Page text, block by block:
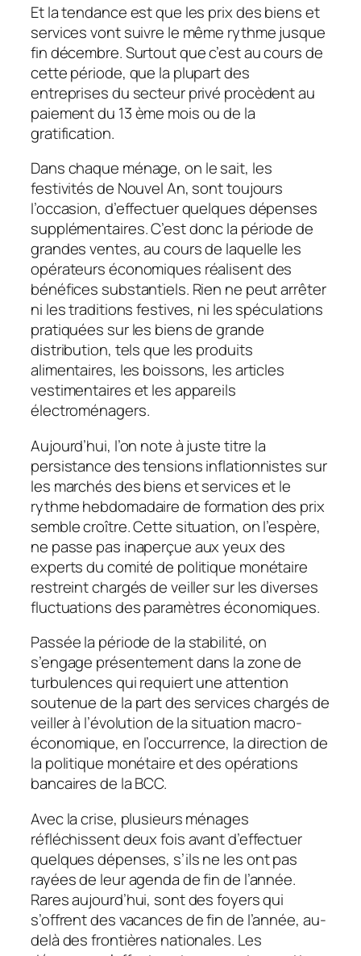
Et la tendance est que les prix des biens et
services vont suivre le même rythme jusque
fin décembre. Surtout que c’est au cours de
cette période, que la plupart des
entreprises du secteur privé procèdent au
paiement du 13 ème mois ou de la
gratification.
Dans chaque ménage, on le sait, les
festivités de Nouvel An, sont toujours
l’occasion, d’effectuer quelques dépenses
supplémentaires. C’est donc la période de
grandes ventes, au cours de laquelle les
opérateurs économiques réalisent des
bénéfices substantiels. Rien ne peut arrêter
ni les traditions festives, ni les spéculations
pratiquées sur les biens de grande
distribution, tels que les produits
alimentaires, les boissons, les articles
vestimentaires et les appareils
électroménagers.
Aujourd’hui, l’on note à juste titre la
persistance des tensions inflationnistes sur
les marchés des biens et services et le
rythme hebdomadaire de formation des prix
semble croître. Cette situation, on l’espère,
ne passe pas inaperçue aux yeux des
experts du comité de politique monétaire
restreint chargés de veiller sur les diverses
fluctuations des paramètres économiques.
Passée la période de la stabilité, on
s’engage présentement dans la zone de
turbulences qui requiert une attention
soutenue de la part des services chargés de
veiller à l’évolution de la situation macro-
économique, en l’occurrence, la direction de
la politique monétaire et des opérations
bancaires de la BCC.
Avec la crise, plusieurs ménages
réfléchissent deux fois avant d’effectuer
quelques dépenses, s’ils ne les ont pas
rayées de leur agenda de fin de l’année.
Rares aujourd’hui, sont des foyers qui
s’offrent des vacances de fin de l’année, au-
delà des frontières nationales. Les